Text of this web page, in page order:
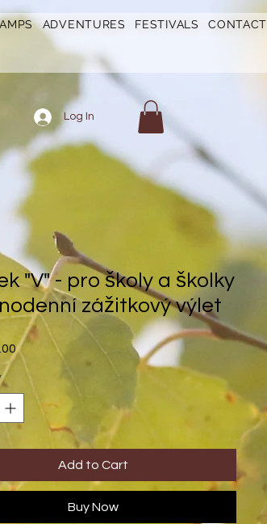
ADVENTURES FESTIVALS CONTACT
Log In
"V" - pro školy a školky
zážitkový výlet
Price
Add to Cart
Buy Now